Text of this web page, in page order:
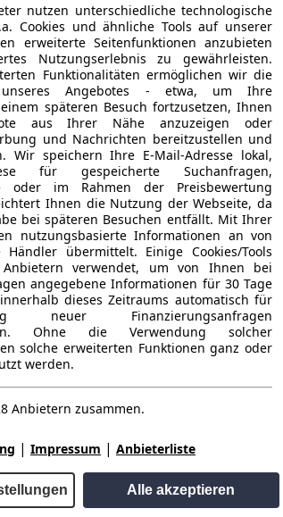
nutzen unterschiedliche technologische
Cookies und ähnliche Tools auf unserer
erweiterte Seitenfunktionen anzubieten
Nutzungserlebnis zu gewährleisten.
Funktionalitäten ermöglichen wir die
unseres Angebotes - etwa, um Ihre
späteren Besuch fortzusetzen, Ihnen
aus Ihrer Nähe anzuzeigen oder
und Nachrichten bereitzustellen und
Wir speichern Ihre E-Mail-Adresse lokal,
für gespeicherte Suchanfragen,
oder im Rahmen der Preisbewertung
Ihnen die Nutzung der Webseite, da
bei späteren Besuchen entfällt. Mit Ihrer
nutzungsbasierte Informationen an von
übermittelt. Einige Cookies/Tools
verwendet, um von Ihnen bei
angegebene Informationen für 30 Tage
dieses Zeitraums automatisch für
neuer Finanzierungsanfragen
Ohne die Verwendung solcher
solche erweiterten Funktionen ganz oder
werden.
Anbietern zusammen.
| Impressum | Anbieterliste
Alle akzeptieren